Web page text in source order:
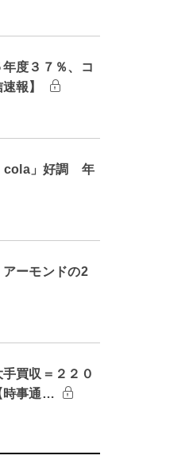
度３７％、コ
報】
cola」好調 年
アーモンドの2
買収＝２２０
時事通…